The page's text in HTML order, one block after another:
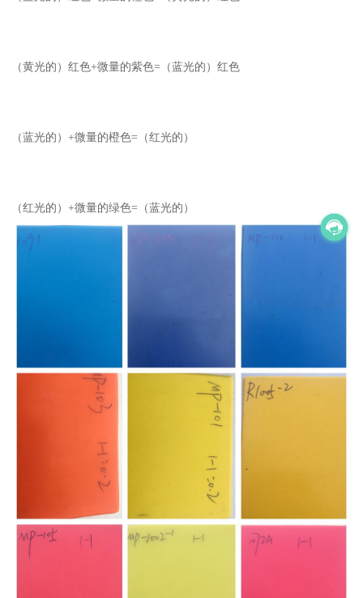
（黄光的）红色+微量的紫色=（蓝光的）红色
（蓝光的）+微量的橙色=（红光的）
（红光的）+微量的绿色=（蓝光的）